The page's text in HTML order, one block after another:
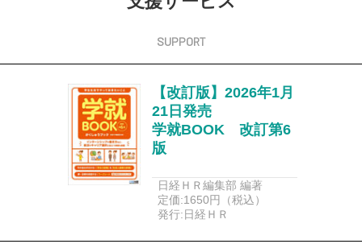
【改訂版】2026年1月
21日発売
学就BOOK 改訂第6
版
日経ＨＲ編集部 編著
定価:1650円（税込）
発行:日経ＨＲ